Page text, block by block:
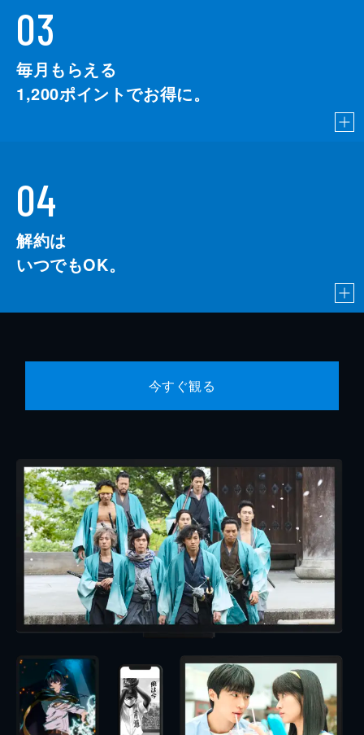
03
毎月もらえる
1,200ポイントでお得に。
04
解約は
いつでもOK。
今すぐ観る